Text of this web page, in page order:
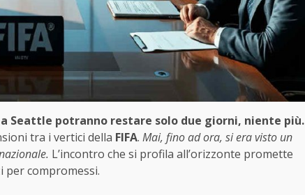
Seattle potranno restare solo due giorni, niente più.
tra i vertici della FIFA. Mai, fino ad ora, si era visto un
L’incontro che si profila all’orizzonte promette
per compromessi.